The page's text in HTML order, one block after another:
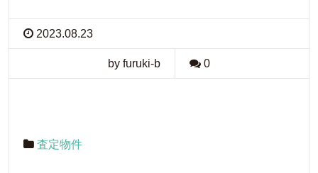
2023.08.23
by furuki-b 0
査定物件